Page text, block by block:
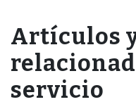
Artículos
servicio